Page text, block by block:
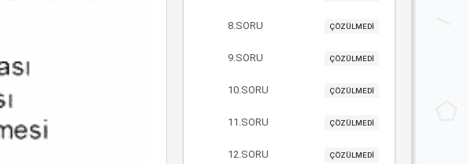
8.SORU ÇÖZÜLMEDİ
9.SORU ÇÖZÜLMEDİ
10.SORU ÇÖZÜLMEDİ
11.SORU ÇÖZÜLMEDİ
12.SORU ÇÖZÜLMEDİ